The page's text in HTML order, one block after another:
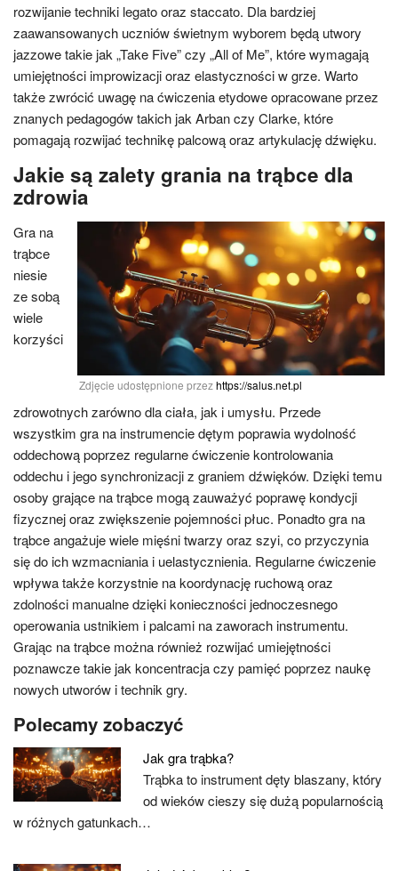
rozwijanie techniki legato oraz staccato. Dla bardziej
zaawansowanych uczniów świetnym wyborem będą utwory
jazzowe takie jak „Take Five” czy „All of Me”, które wymagają
umiejętności improwizacji oraz elastyczności w grze. Warto
także zwrócić uwagę na ćwiczenia etydowe opracowane przez
znanych pedagogów takich jak Arban czy Clarke, które
pomagają rozwijać technikę palcową oraz artykulację dźwięku.
Jakie są zalety grania na trąbce dla
zdrowia
Zdjęcie udostępnione przezhttps://salus.net.pl
Gra na
trąbce
niesie
ze sobą
wiele
korzyści
zdrowotnych zarówno dla ciała, jak i umysłu. Przede
wszystkim gra na instrumencie dętym poprawia wydolność
oddechową poprzez regularne ćwiczenie kontrolowania
oddechu i jego synchronizacji z graniem dźwięków. Dzięki temu
osoby grające na trąbce mogą zauważyć poprawę kondycji
fizycznej oraz zwiększenie pojemności płuc. Ponadto gra na
trąbce angażuje wiele mięśni twarzy oraz szyi, co przyczynia
się do ich wzmacniania i uelastycznienia. Regularne ćwiczenie
wpływa także korzystnie na koordynację ruchową oraz
zdolności manualne dzięki konieczności jednoczesnego
operowania ustnikiem i palcami na zaworach instrumentu.
Grając na trąbce można również rozwijać umiejętności
poznawcze takie jak koncentracja czy pamięć poprzez naukę
nowych utworów i technik gry.
Polecamy zobaczyć
Jak gra trąbka?
Trąbka to instrument dęty blaszany, który
od wieków cieszy się dużą popularnością
w różnych gatunkach…